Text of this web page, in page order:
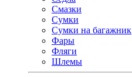
Смазки
Сумки
Сумки на багажник
Фары
Фляги
Шлемы